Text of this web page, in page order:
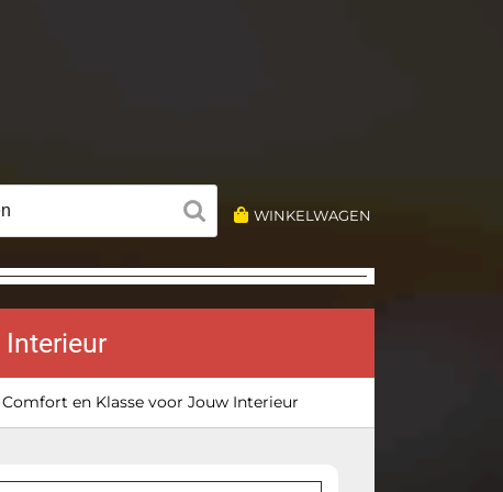
WINKELWAGEN
en Klasse voor Jouw Interieur